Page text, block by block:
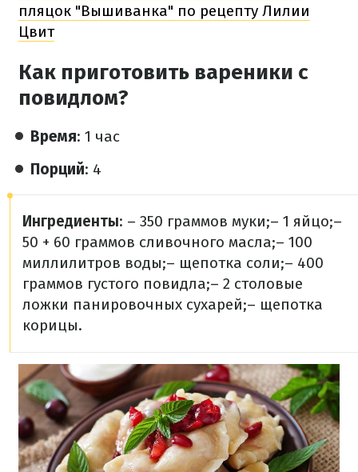
пляцок "Вышиванка" по рецепту Лилии
Цвит
Как приготовить вареники с
повидлом?
Время: 1 час
Порций: 4
Ингредиенты: – 350 граммов муки;– 1 яйцо;–
50 + 60 граммов сливочного масла;– 100
миллилитров воды;– щепотка соли;– 400
граммов густого повидла;– 2 столовые
ложки панировочных сухарей;– щепотка
корицы.